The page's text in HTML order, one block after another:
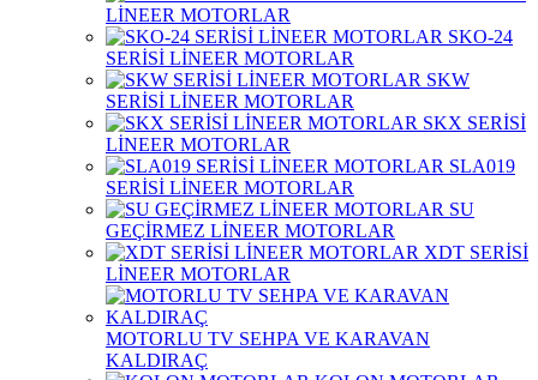
LİNEER MOTORLAR
SKO-24
SERİSİ LİNEER MOTORLAR
SKW
SERİSİ LİNEER MOTORLAR
SKX SERİSİ
LİNEER MOTORLAR
SLA019
SERİSİ LİNEER MOTORLAR
SU
GEÇİRMEZ LİNEER MOTORLAR
XDT SERİSİ
LİNEER MOTORLAR
MOTORLU TV SEHPA VE KARAVAN
KALDIRAÇ